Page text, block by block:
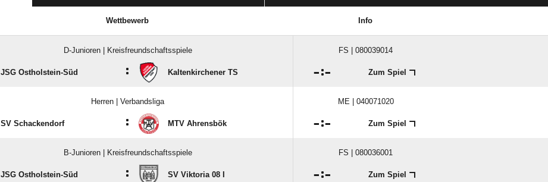
Wettbewerb Info
D-Junioren | Kreisfreundschaftsspiele FS | 080039014
JSG Ostholstein-Süd : Kaltenkirchener TS : Zum Spiel
Herren | Verbandsliga ME | 040071020
SV Schackendorf : MTV Ahrensbök : Zum Spiel
B-Junioren | Kreisfreundschaftsspiele FS | 080036001
JSG Ostholstein-Süd : SV Viktoria 08 I : Zum Spiel